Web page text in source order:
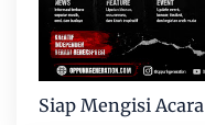
Siap Mengisi